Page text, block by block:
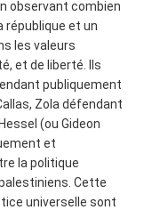
observant combien
république et un
les valeurs
et de liberté. Ils
publiquement
Zola défendant
(ou Gideon
et
la politique
Cette
universelle sont